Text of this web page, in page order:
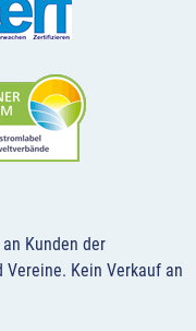
Kunden der
Vereine. Kein Verkauf an